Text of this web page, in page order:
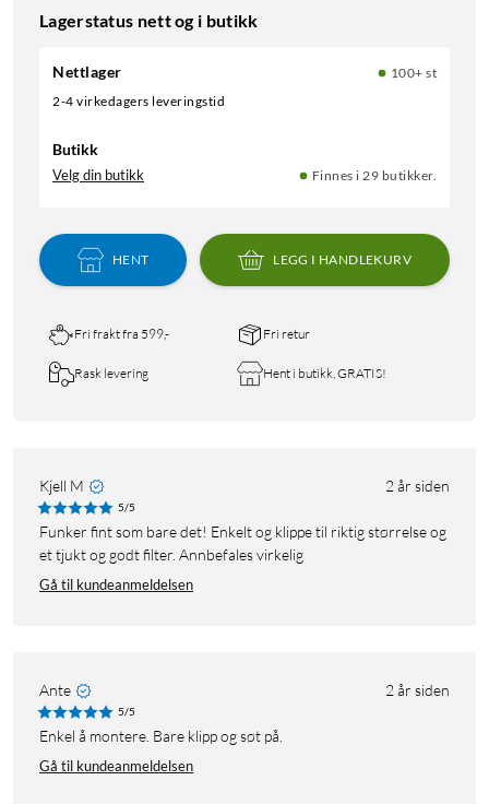
Lagerstatus nett og i butikk
Nettlager
100+ st
2-4 virkedagers leveringstid
Butikk
Velg din butikk Finnes i 29 butikker.
HENT LEGG I HANDLEKURV
Fri frakt fra 599,- Fri retur
Rask levering Hent i butikk, GRATIS!
Kjell M 2 år siden
5/5
Funker fint som bare det! Enkelt og klippe til riktig størrelse og
et tjukt og godt filter. Annbefales virkelig
Gå til kundeanmeldelsen
Ante 2 år siden
5/5
Enkel å montere. Bare klipp og søt på.
Gå til kundeanmeldelsen